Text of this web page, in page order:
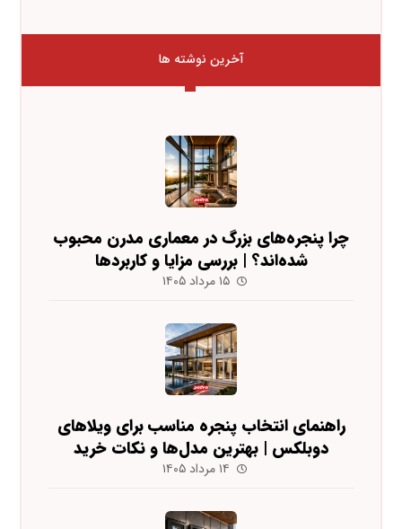
آخرین نوشته ها
چرا پنجره‌های بزرگ در معماری مدرن محبوب
شده‌اند؟ | بررسی مزایا و کاربردها
۱۵ مرداد ۱۴۰۵
راهنمای انتخاب پنجره مناسب برای ویلاهای
دوبلکس | بهترین مدل‌ها و نکات خرید
۱۴ مرداد ۱۴۰۵